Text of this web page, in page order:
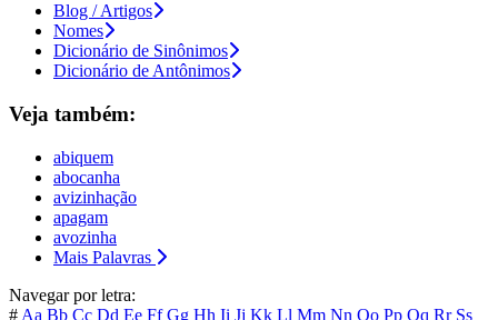
Blog / Artigos
Nomes
Dicionário de Sinônimos
Dicionário de Antônimos
Veja também:
abiquem
abocanha
avizinhação
apagam
avozinha
Mais Palavras
Navegar por letra:
# Aa Bb Cc Dd Ee FfGg Hh Ii Jj Kk Ll Mm Nn Oo Pp Qq Rr Ss